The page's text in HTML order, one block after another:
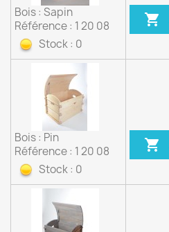
Bois : Sapin
Référence : 1 20 08
Stock : 0

Bois : Pin
Référence : 1 20 08
Stock : 0
